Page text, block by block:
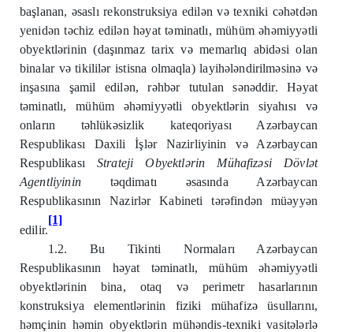
başlanan, əsaslı rekonstruksiya edilən və texniki cəhətdən
yenidən təchiz edilən həyat təminatlı, mühüm əhəmiyyətli
obyektlərinin (daşınmaz tarix və memarlıq abidəsi olan
binalar və tikililər istisna olmaqla) layihələndirilməsinə və
inşasına şamil edilən, rəhbər tutulan sənəddir. Həyat
təminatlı, mühüm əhəmiyyətli obyektlərin siyahısı və
onların təhlükəsizlik kateqoriyası Azərbaycan
Respublikası Daxili İşlər Nazirliyinin və Azərbaycan
RespublikasıStrateji Obyektlərin Mühafizəsi Dövlət
Agentliyinintəqdimatı əsasında Azərbaycan
Respublikasının Nazirlər Kabineti tərəfindən müəyyən
edilir.
[1]
1.2. Bu Tikinti Normaları Azərbaycan
Respublikasının həyat təminatlı, mühüm əhəmiyyətli
obyektlərinin bina, otaq və perimetr hasarlarının
konstruksiya elementlərinin fiziki mühafizə üsullarını,
həmçinin həmin obyektlərin mühəndis-texniki vasitələrlə